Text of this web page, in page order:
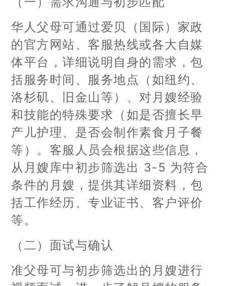
华人父母可通过爱贝（国际）家政
的官方网站、客服热线或各大自媒
体平台，详细说明自身的需求，包
括服务时间、服务地点（如纽约、
洛杉矶、旧金山等）、对月嫂经验
和技能的特殊要求（如是否擅长早
产儿护理、是否会制作素食月子餐
等）。客服人员会根据这些信息，
从月嫂库中初步筛选出 3-5 为符合
条件的月嫂，提供其详细资料，包
括工作经历、专业证书、客户评价
等。
（二）面试与确认
准父母可与初步筛选出的月嫂进行